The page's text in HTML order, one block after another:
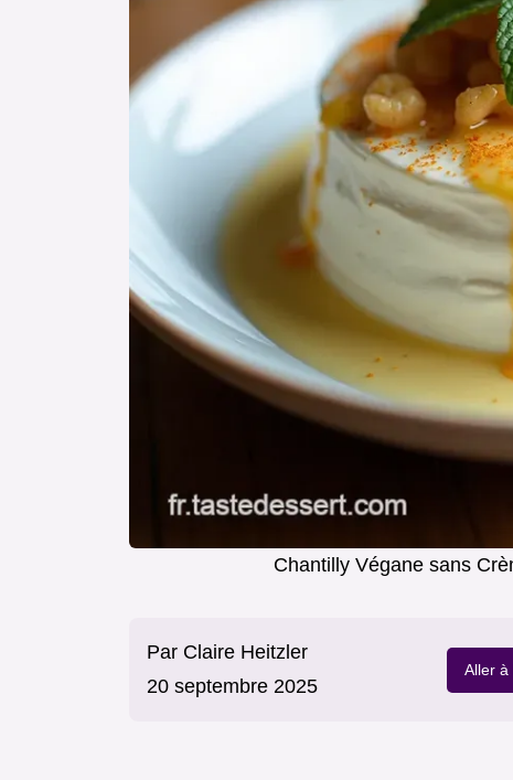
Chantilly Végane sans
Par Claire Heitzler
20 septembre 2025
Aller à